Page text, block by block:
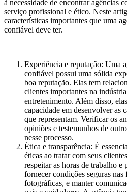
à necessidade de encontrar agências
serviço profissional e ético. Neste
características importantes que uma
confiável deve ter.
Experiência e reputação: Uma
confiável possui uma sólida
boa reputação. Elas tem
clientes importantes na
entretenimento. Além disso,
capacidade em desenvolver as
que representam. Verificar os
opiniões e testemunhos de
nesse processo.
Ética e transparência: É
éticas ao tratar com seus
respeitar as horas de trabalho e
fornecer condições seguras nas
fotográficas, e manter